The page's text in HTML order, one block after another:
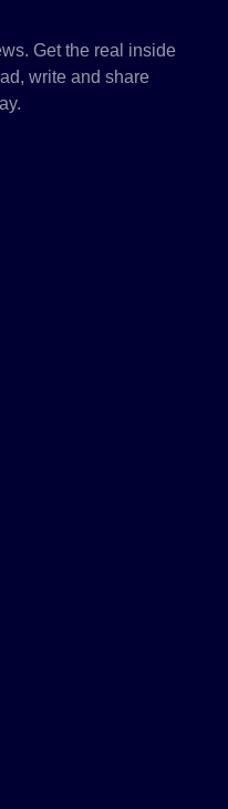
Get the real inside
write and share